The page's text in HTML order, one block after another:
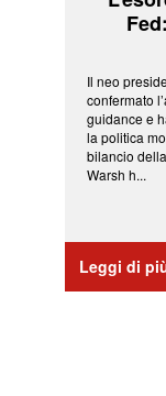
Il neo
confermato
guidance e
la politica
bilancio
Warsh h...
Leggi di